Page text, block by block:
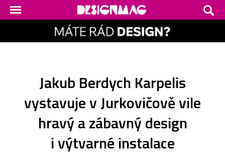
Jakub Berdych Karpelis
vystavuje v Jurkovičově vile
hravý a zábavný design
i výtvarné instalace